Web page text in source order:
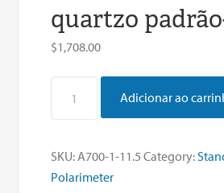
quartzo
$1,708.00
de
quartzo
Adicionar ao
SKU:A700-1-11.5 Category:
Polarimeter